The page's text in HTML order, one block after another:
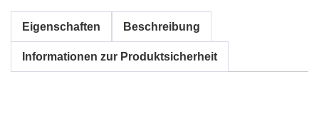
Eigenschaften Beschreibung
Informationen zur Produktsicherheit